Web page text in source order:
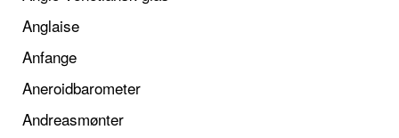
Anglaise
Anfange
Aneroidbarometer
Andreasmønter